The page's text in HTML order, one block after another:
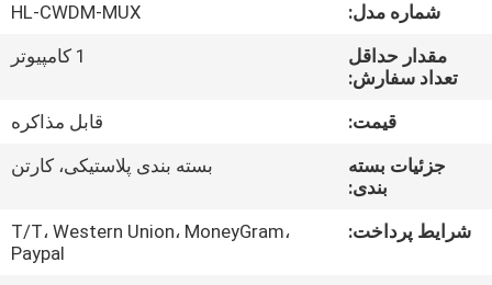
کارخانه
کنترل
ما
شماره مدل:
HL-CWDM-MUX
مقدار حداقل
تعداد سفارش:
1 کامپیوتر
قیمت:
قابل مذاکره
جزئیات بسته
بندی:
بسته بندی پلاستیکی، کارتن
شرایط پرداخت:
T/T، Western Union، MoneyGram،
Paypal